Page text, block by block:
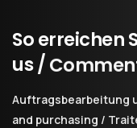
Soerreichen
us/
Auftragsbearbeitung
and purchasing /